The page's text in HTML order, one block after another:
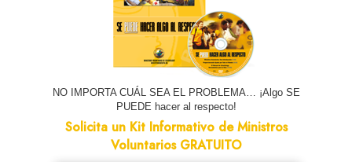
NO IMPORTA CUÁL SEA EL PROBLEMA… ¡Algo SE
PUEDE hacer al respecto!
Solicita un Kit Informativo de Ministros
Voluntarios GRATUITO